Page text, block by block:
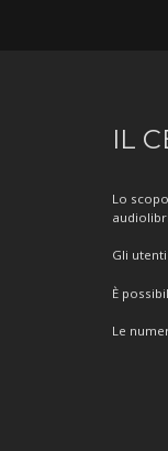
IL
Lo
Gli
È
Le